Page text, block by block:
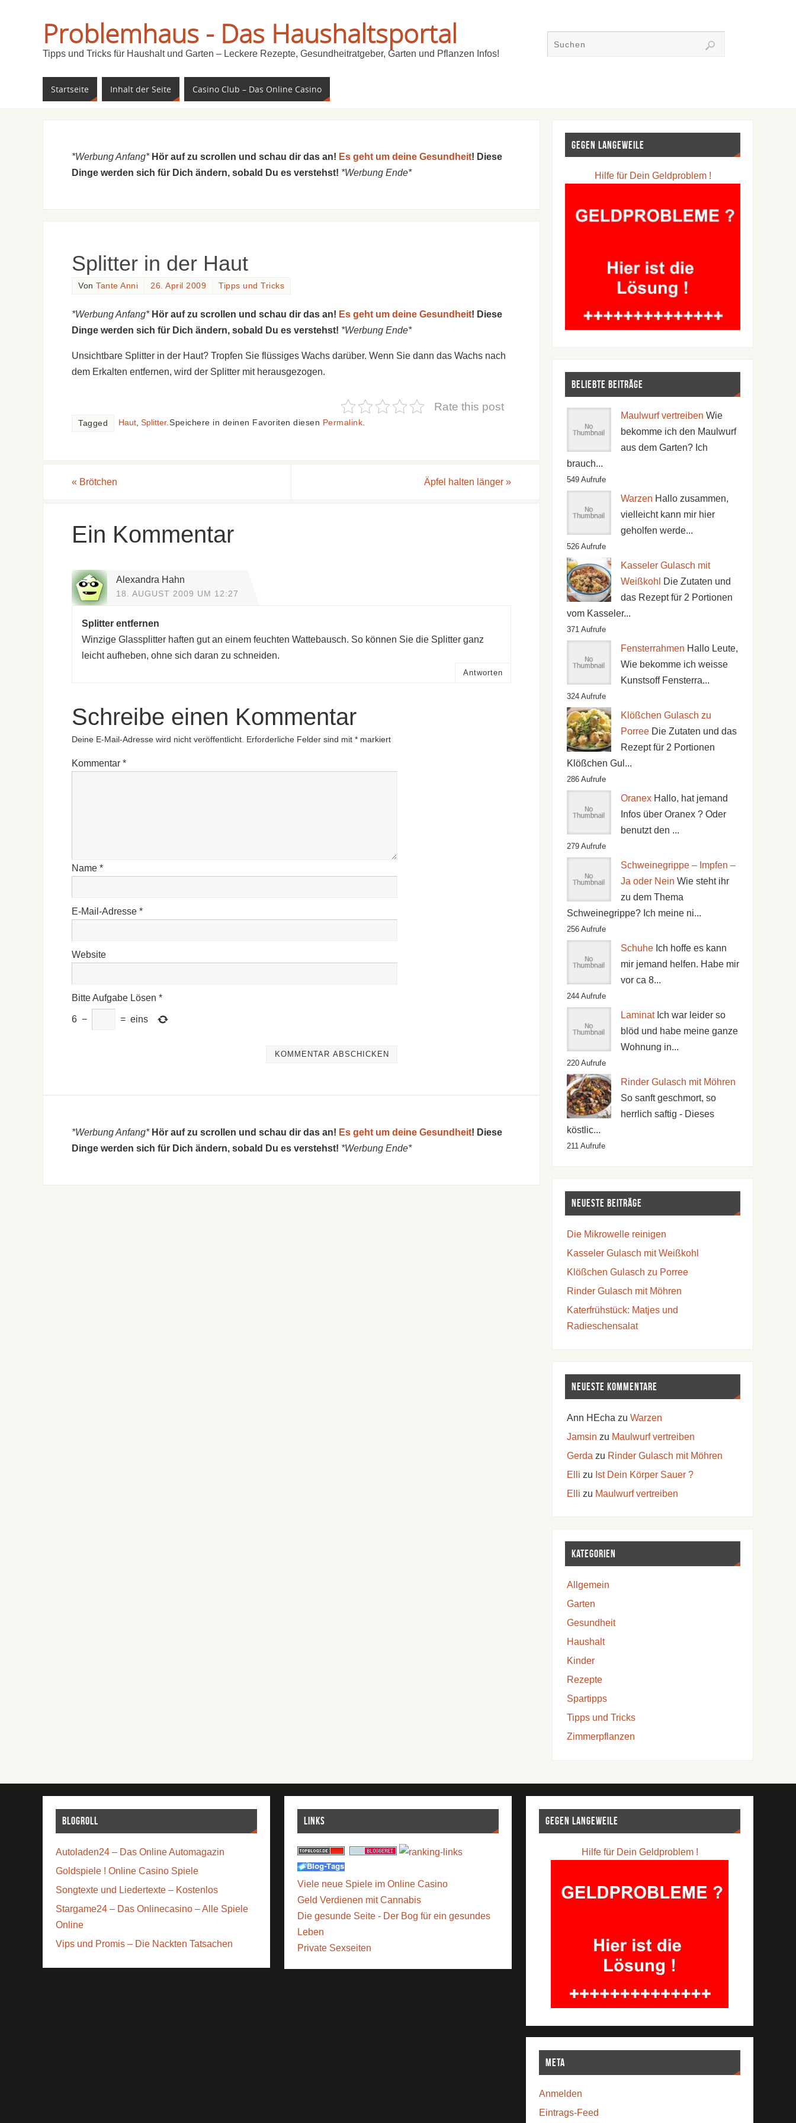
Problemhaus - Das Haushaltsportal
Tipps und Tricks für Haushalt und Garten – Leckere Rezepte, Gesundheitratgeber, Garten und Pflanzen Infos!
Startseite Inhalt der Seite Casino Club – Das Online Casino
*Werbung Anfang* Hör auf zu scrollen und schau dir das an! Es geht um deine Gesundheit! Diese
Dinge werden sich für Dich ändern, sobald Du es verstehst! *Werbung Ende*
Splitter in der Haut
Von Tante Anni 26. April 2009 Tipps und Tricks
*Werbung Anfang* Hör auf zu scrollen und schau dir das an! Es geht um deine Gesundheit! Diese
Dinge werden sich für Dich ändern, sobald Du es verstehst! *Werbung Ende*
Unsichtbare Splitter in der Haut? Tropfen Sie flüssiges Wachs darüber. Wenn Sie dann das Wachs nach
dem Erkalten entfernen, wird der Splitter mit herausgezogen.
Rate this post
Tagged Haut Splitter. Speichere in deinen Favoriten diesen Permalink
« Brötchen Äpfel halten länger »
Ein Kommentar
Alexandra Hahn
18. AUGUST 2009 UM 12:27
Splitter entfernen
Winzige Glassplitter haften gut an einem feuchten Wattebausch. So können Sie die Splitter ganz
leicht aufheben, ohne sich daran zu schneiden.
Antworten
Schreibe einen Kommentar
Deine E-Mail-Adresse wird nicht veröffentlicht. Erforderliche Felder sind mit * markiert
Kommentar *
Name *
E-Mail-Adresse *
Website
Bitte Aufgabe Lösen *
6 − = eins
*Werbung Anfang* Hör auf zu scrollen und schau dir das an! Es geht um deine Gesundheit! Diese
Dinge werden sich für Dich ändern, sobald Du es verstehst! *Werbung Ende*
Gegen Langeweile
Hilfe für Dein Geldproblem !
Beliebte Beiträge
Maulwurf vertreiben Wie
bekomme ich den Maulwurf
aus dem Garten? Ich
brauch...
549 Aufrufe
Warzen Hallo zusammen,
vielleicht kann mir hier
geholfen werde...
526 Aufrufe
Kasseler Gulasch mit
Weißkohl
Die Zutaten und
das Rezept für 2 Portionen
vom Kasseler...
371 Aufrufe
Fensterrahmen Hallo Leute,
Wie bekomme ich weisse
Kunstsoff Fensterra...
324 Aufrufe
Klößchen Gulasch zu
Porree Die Zutaten und das
Rezept für 2 Portionen
Klößchen Gul...
286 Aufrufe
Oranex Hallo, hat jemand
Infos über Oranex ? Oder
benutzt den ...
279 Aufrufe
Schweinegrippe – Impfen –
Ja oder Nein Wie steht ihr
zu dem Thema
Schweinegrippe? Ich meine ni...
256 Aufrufe
Schuhe Ich hoffe es kann
mir jemand helfen. Habe mir
vor ca 8...
244 Aufrufe
Laminat Ich war leider so
blöd und habe meine ganze
Wohnung in...
220 Aufrufe
Rinder Gulasch mit Möhren
So sanft geschmort, so
herrlich saftig - Dieses
köstlic...
211 Aufrufe
Neueste Beiträge
Die Mikrowelle reinigen
Kasseler Gulasch mit Weißkohl
Klößchen Gulasch zu Porree
Rinder Gulasch mit Möhren
Katerfrühstück: Matjes und
Radieschensalat
Neueste Kommentare
Ann HEcha zu Warzen
Jamsin zu Maulwurf vertreiben
Gerda zu Rinder Gulasch mit Möhren
Elli zu Ist Dein Körper Sauer ?
Elli zu Maulwurf vertreiben
Kategorien
Allgemein
Garten
Gesundheit
Haushalt
Kinder
Rezepte
Spartipps
Tipps und Tricks
Zimmerpflanzen
Blogroll
Autoladen24 – Das Online Automagazin
Goldspiele ! Online Casino Spiele
Songtexte und Liedertexte – Kostenlos
Stargame24 – Das Onlinecasino – Alle Spiele
Online
Vips und Promis – Die Nackten Tatsachen
Links
Viele neue Spiele im Online Casino
Geld Verdienen mit Cannabis
Die gesunde Seite - Der Bog für ein gesundes
Leben
Private Sexseiten
Gegen Langeweile
Hilfe für Dein Geldproblem !
Meta
Anmelden
Eintrags-Feed